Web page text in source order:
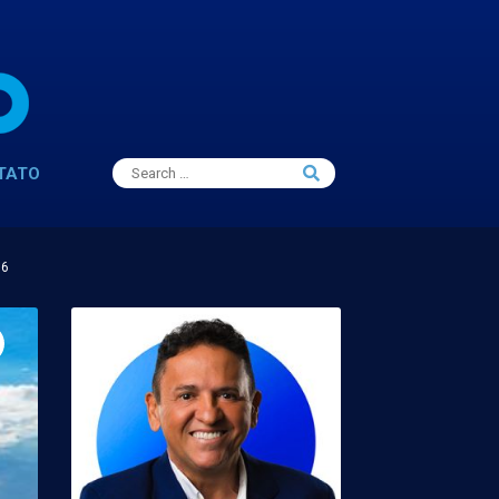
Search
for:
Search